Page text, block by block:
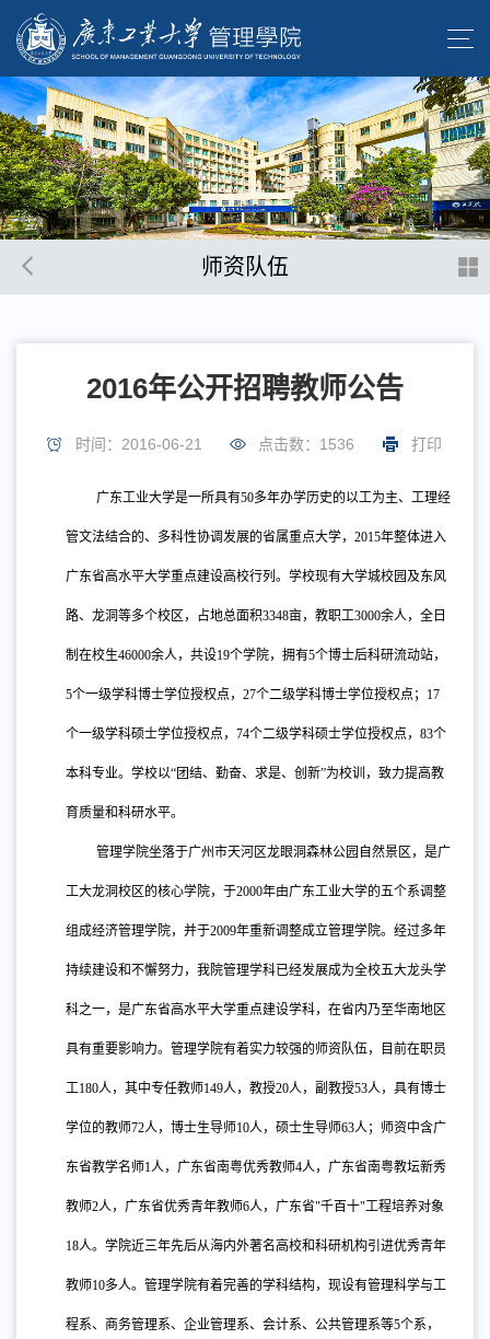
师资队伍
2016年公开招聘教师公告
时间：2016-06-21 点击数： 1536 打印
广东工业大学是一所具有50多年办学历史的以工为主、工理经
管文法结合的、多科性协调发展的省属重点大学，2015年整体进入
广东省高水平大学重点建设高校行列。学校现有大学城校园及东风
路、龙洞等多个校区，占地总面积3348亩，教职工3000余人，全日
制在校生46000余人，共设19个学院，拥有5个博士后科研流动站，
5个一级学科博士学位授权点，27个二级学科博士学位授权点；17
个一级学科硕士学位授权点，74个二级学科硕士学位授权点，83个
本科专业。学校以“团结、勤奋、求是、创新”为校训，致力提高教
育质量和科研水平。
管理学院坐落于广州市天河区龙眼洞森林公园自然景区，是广
工大龙洞校区的核心学院，于2000年由广东工业大学的五个系调整
组成经济管理学院，并于2009年重新调整成立管理学院。经过多年
持续建设和不懈努力，我院管理学科已经发展成为全校五大龙头学
科之一，是广东省高水平大学重点建设学科，在省内乃至华南地区
具有重要影响力。管理学院有着实力较强的师资队伍，目前在职员
工180人，其中专任教师149人，教授20人，副教授53人，具有博士
学位的教师72人，博士生导师10人，硕士生导师63人；师资中含广
东省教学名师1人，广东省南粤优秀教师4人，广东省南粤教坛新秀
教师2人，广东省优秀青年教师6人，广东省"千百十"工程培养对象
18人。学院近三年先后从海内外著名高校和科研机构引进优秀青年
教师10多人。管理学院有着完善的学科结构，现设有管理科学与工
程系、商务管理系、企业管理系、会计系、公共管理系等5个系，